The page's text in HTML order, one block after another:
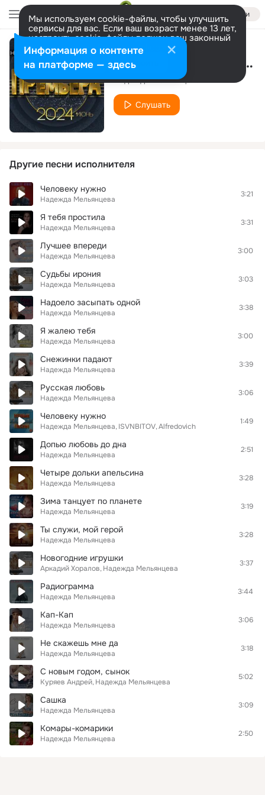
Войти
Мы используем cookie-файлы, чтобы улучшить
сервисы для вас. Если ваш возраст менее 13 лет,
настроить cookie-файлы должен ваш законный
представитель. Больше информации
Разрешить все Настроить Ты служи, мой герой
Надежда Мельянцева
Слушать
Другие песни исполнителя
Человеку нужно
Надежда Мельянцева
3:21
Я тебя простила
Надежда Мельянцева
3:31
Лучшее впереди
Надежда Мельянцева
3:00
Судьбы ирония
Надежда Мельянцева
3:03
Надоело засыпать одной
Надежда Мельянцева
3:38
Я жалею тебя
Надежда Мельянцева
3:00
Снежинки падают
Надежда Мельянцева
3:39
Русская любовь
Надежда Мельянцева
3:06
Человеку нужно
Надежда Мельянцева ISVNBITOV Alfredovich
1:49
Допью любовь до дна
Надежда Мельянцева
2:51
Четыре дольки апельсина
Надежда Мельянцева
3:28
Зима танцует по планете
Надежда Мельянцева
3:19
Ты служи, мой герой
Надежда Мельянцева
3:28
Новогодние игрушки
Аркадий Хоралов Надежда Мельянцева
3:37
Радиограмма
Надежда Мельянцева
3:44
Кап-Кап
Надежда Мельянцева
3:06
Не скажешь мне да
Надежда Мельянцева
3:18
С новым годом, сынок
Куряев Андрей Надежда Мельянцева
5:02
Сашка
Надежда Мельянцева
3:09
Комары-комарики
Надежда Мельянцева
2:50
Информация о контенте
на платформе — здесь